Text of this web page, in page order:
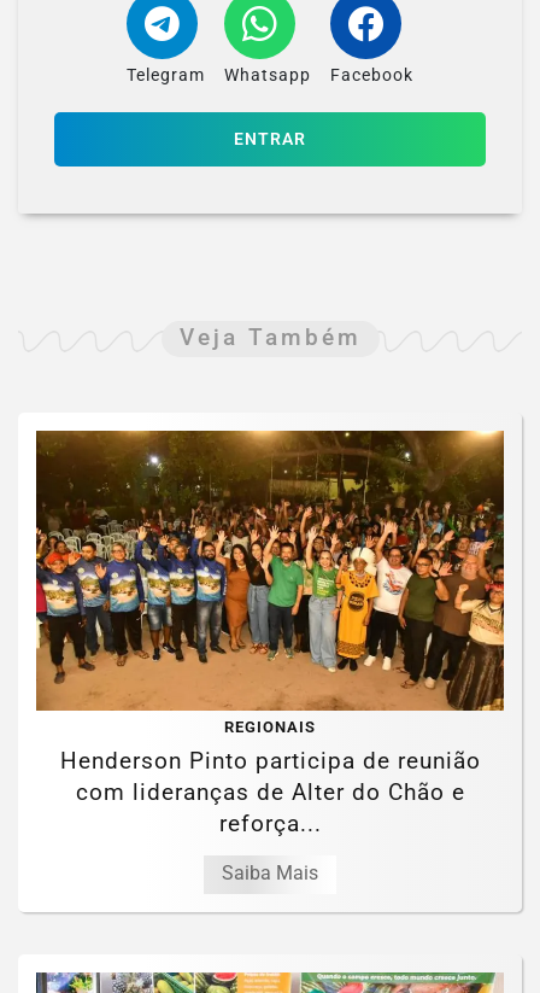
Telegram Whatsapp Facebook
ENTRAR
Veja Também
REGIONAIS
Henderson Pinto participa de reunião
com lideranças de Alter do Chão e
reforça...
Saiba Mais